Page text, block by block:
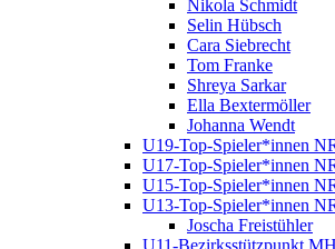
Nikola Schmidt
Selin Hübsch
Cara Siebrecht
Tom Franke
Shreya Sarkar
Ella Bextermöller
Johanna Wendt
U19-Top-Spieler*innen
U17-Top-Spieler*innen
U15-Top-Spieler*innen
U13-Top-Spieler*innen
Joscha Freistühler
U11-Bezirksstützpunkt MH